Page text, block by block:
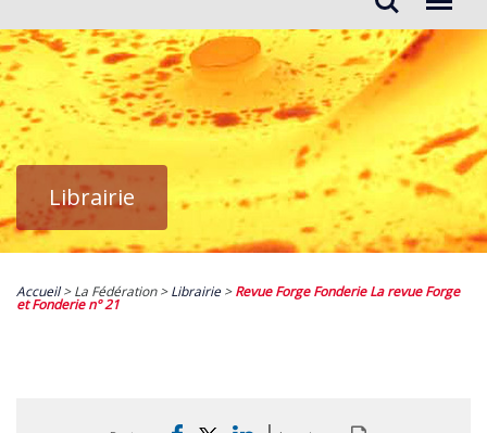
Librairie
Accueil> La Fédération >Librairie>Revue Forge Fonderie La revue Forge
et Fonderie n° 21